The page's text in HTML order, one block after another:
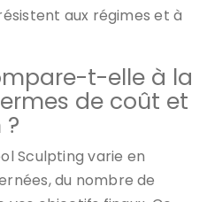
aux régimes et à
t-elle à la
de coût et
Sculpting varie en
du nombre de